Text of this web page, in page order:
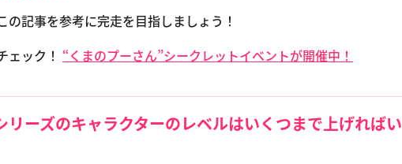
記事を参考に完走を目指しましょう！
ック！ “くまのプーさん”シークレットイベントが開催中！
リーズのキャラクターのレベルはいくつまで上げればい